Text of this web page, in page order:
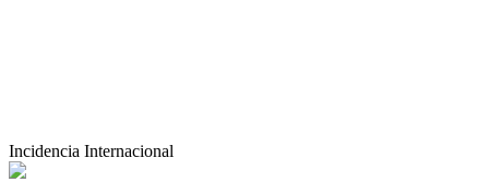
Incidencia Internacional